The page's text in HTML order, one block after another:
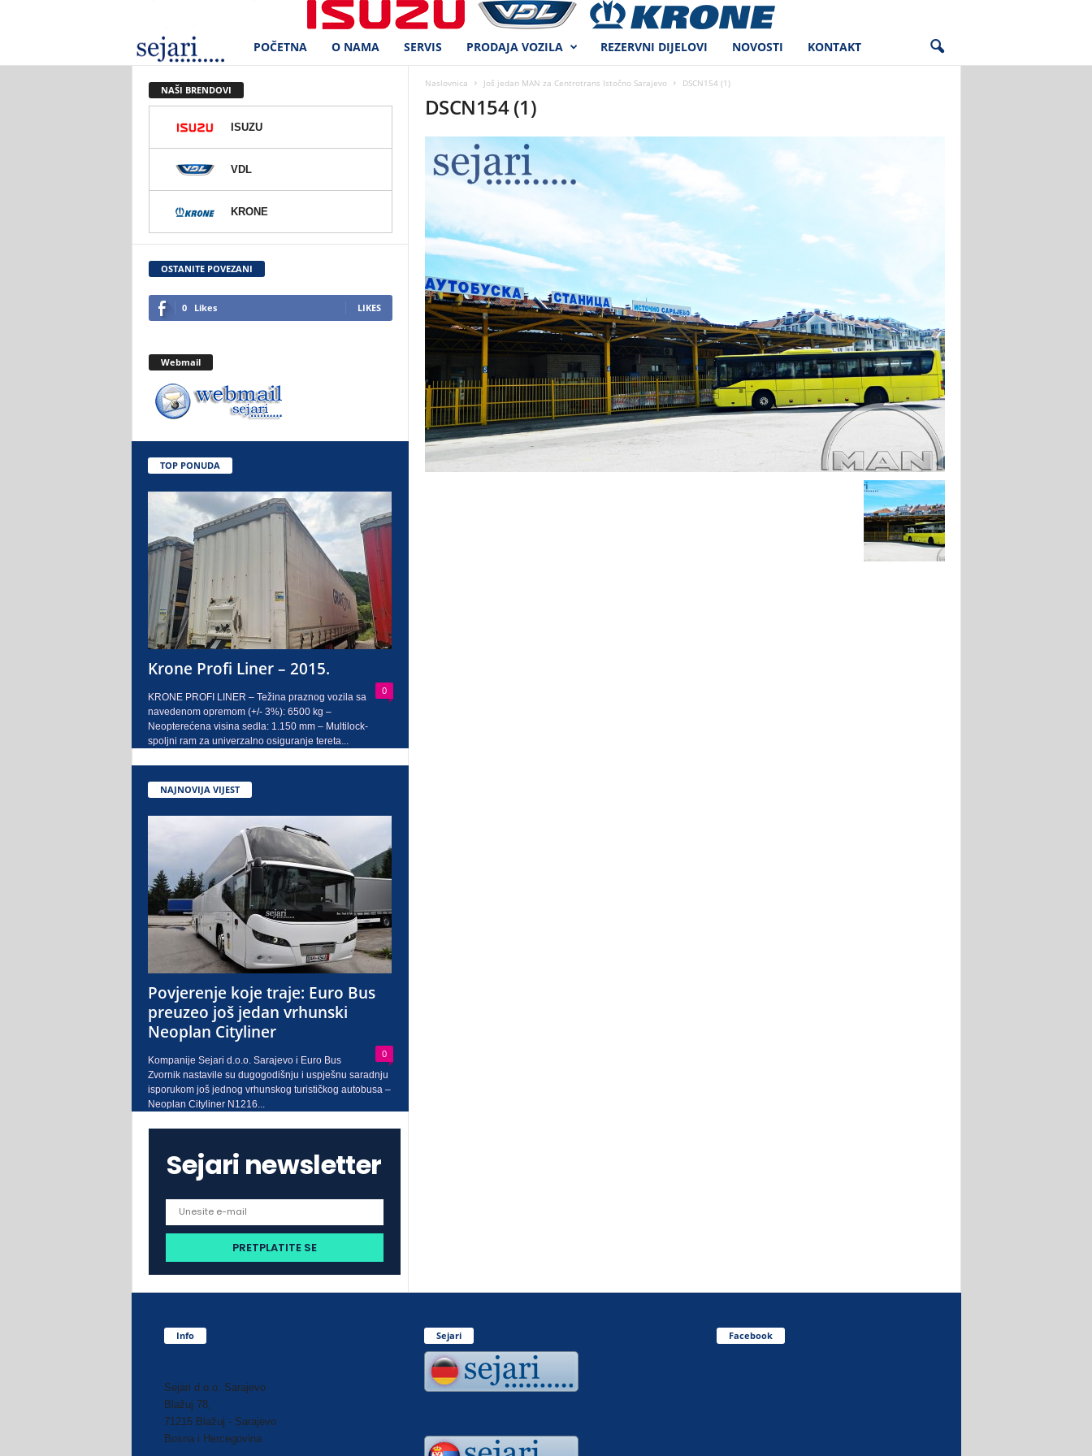
e
r
d
.
o
.
a
j
o
POČETNA O NAMA SERVIS PRODAJA VOZILA REZERVNI DIJELOVI NOVOSTI KONTAKT
Naslovnica Još jedan MAN za Centrotrans Istočno Sarajevo DSCN154 (1)
DSCN154 (1)
NAŠI BRENDOVI
ISUZU
VDL
KRONE
OSTANITE POVEZANI
0 Likes LIKES
Webmail
TOP PONUDA
Krone Profi Liner – 2015.
0
KRONE PROFI LINER – Težina praznog vozila sa
navedenom opremom (+/- 3%): 6500 kg –
Neopterećena visina sedla: 1.150 mm – Multilock-
spoljni ram za univerzalno osiguranje tereta...
NAJNOVIJA VIJEST
Povjerenje koje traje: Euro Bus
preuzeo još jedan vrhunski
Neoplan Cityliner
0
Kompanije Sejari d.o.o. Sarajevo i Euro Bus
Zvornik nastavile su dugogodišnju i uspješnu saradnju
isporukom još jednog vrhunskog turističkog autobusa –
Neoplan Cityliner N1216...
Sejari newsletter
Info
Sejari d.o.o. Sarajevo
Blažuj 78,
71215 Blažuj - Sarajevo
Bosna i Hercegovina
Sejari Facebook